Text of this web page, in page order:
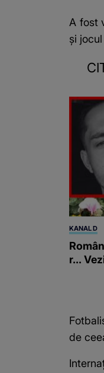
A fost
și
KANAL D
r...
de